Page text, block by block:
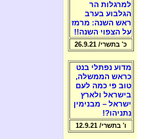
למרגלות הר
הגלבוע בערב
ראש השנה: מרמז
על הצפוי השנה!!
כ' בתשרי/ 26.9.21
מדוע נפתלי בנט
כראש הממשלה,
טוב פי כמה לעם
בישראל ולארץ
ישראל – מבנימין
נתניהו?!
ו' בתשרי/ 12.9.21